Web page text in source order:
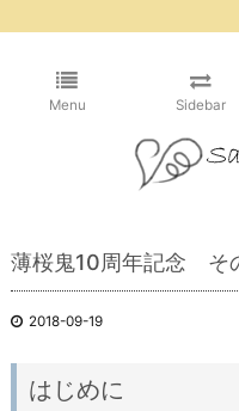
Menu Sidebar
薄桜鬼10周年記念 そ
2018-09-19
はじめに